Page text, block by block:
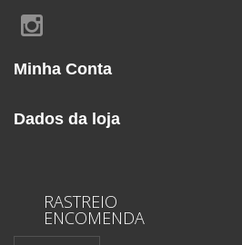
Minha Conta
Dados da loja
RASTREIO
ENCOMENDA